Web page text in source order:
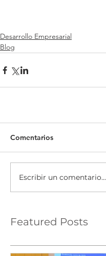
Desarrollo Empresarial
Blog
Comentarios
Escribir un comentario...
Featured Posts